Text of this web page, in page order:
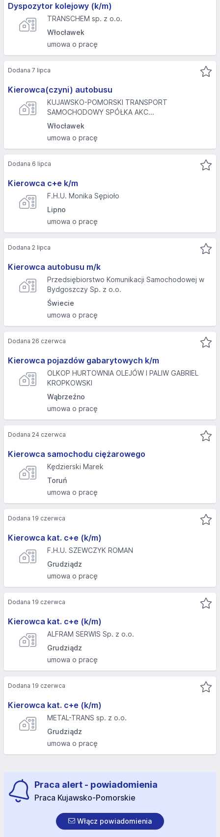
Dyspozytor kolejowy (k/m)
TRANSCHEM sp. z o.o.
Włocławek
umowa o pracę
Kierowca(czyni) autobusu
KUJAWSKO-POMORSKI TRANSPORT
SAMOCHODOWY SPÓŁKA AKC...
Włocławek
umowa o pracę
Dodana 7 lipca
Kierowca c+e k/m
F.H.U. Monika Sępioło
Lipno
umowa o pracę
Dodana 6 lipca
Kierowca autobusu m/k
Przedsiębiorstwo Komunikacji Samochodowej w
Bydgoszczy Sp. z o.o.
Świecie
umowa o pracę
Dodana 2 lipca
Kierowca pojazdów gabarytowych k/m
OLKOP HURTOWNIA OLEJÓW I PALIW GABRIEL
KROPKOWSKI
Wąbrzeźno
umowa o pracę
Dodana 26 czerwca
Kierowca samochodu ciężarowego
Kędzierski Marek
Toruń
umowa o pracę
Dodana 24 czerwca
Kierowca kat. c+e (k/m)
F.H.U. SZEWCZYK ROMAN
Grudziądz
umowa o pracę
Dodana 19 czerwca
Kierowca kat. c+e (k/m)
ALFRAM SERWIS Sp. z o.o.
Grudziądz
umowa o pracę
Dodana 19 czerwca
Kierowca kat. c+e (k/m)
METAL-TRANS sp. z o.o.
Grudziądz
umowa o pracę
Dodana 19 czerwca
Praca alert - powiadomienia
Praca Kujawsko-Pomorskie
Włącz powiadomienia